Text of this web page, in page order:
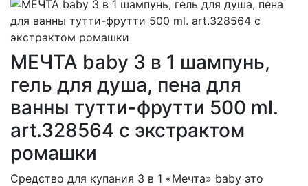
МЕЧТА baby 3 в 1 шампунь,
гель для душа, пена для
ванны тутти-фрутти 500 ml.
art.328564 с экстрактом
ромашки
Средство для купания 3 в 1 «Мечта» baby это